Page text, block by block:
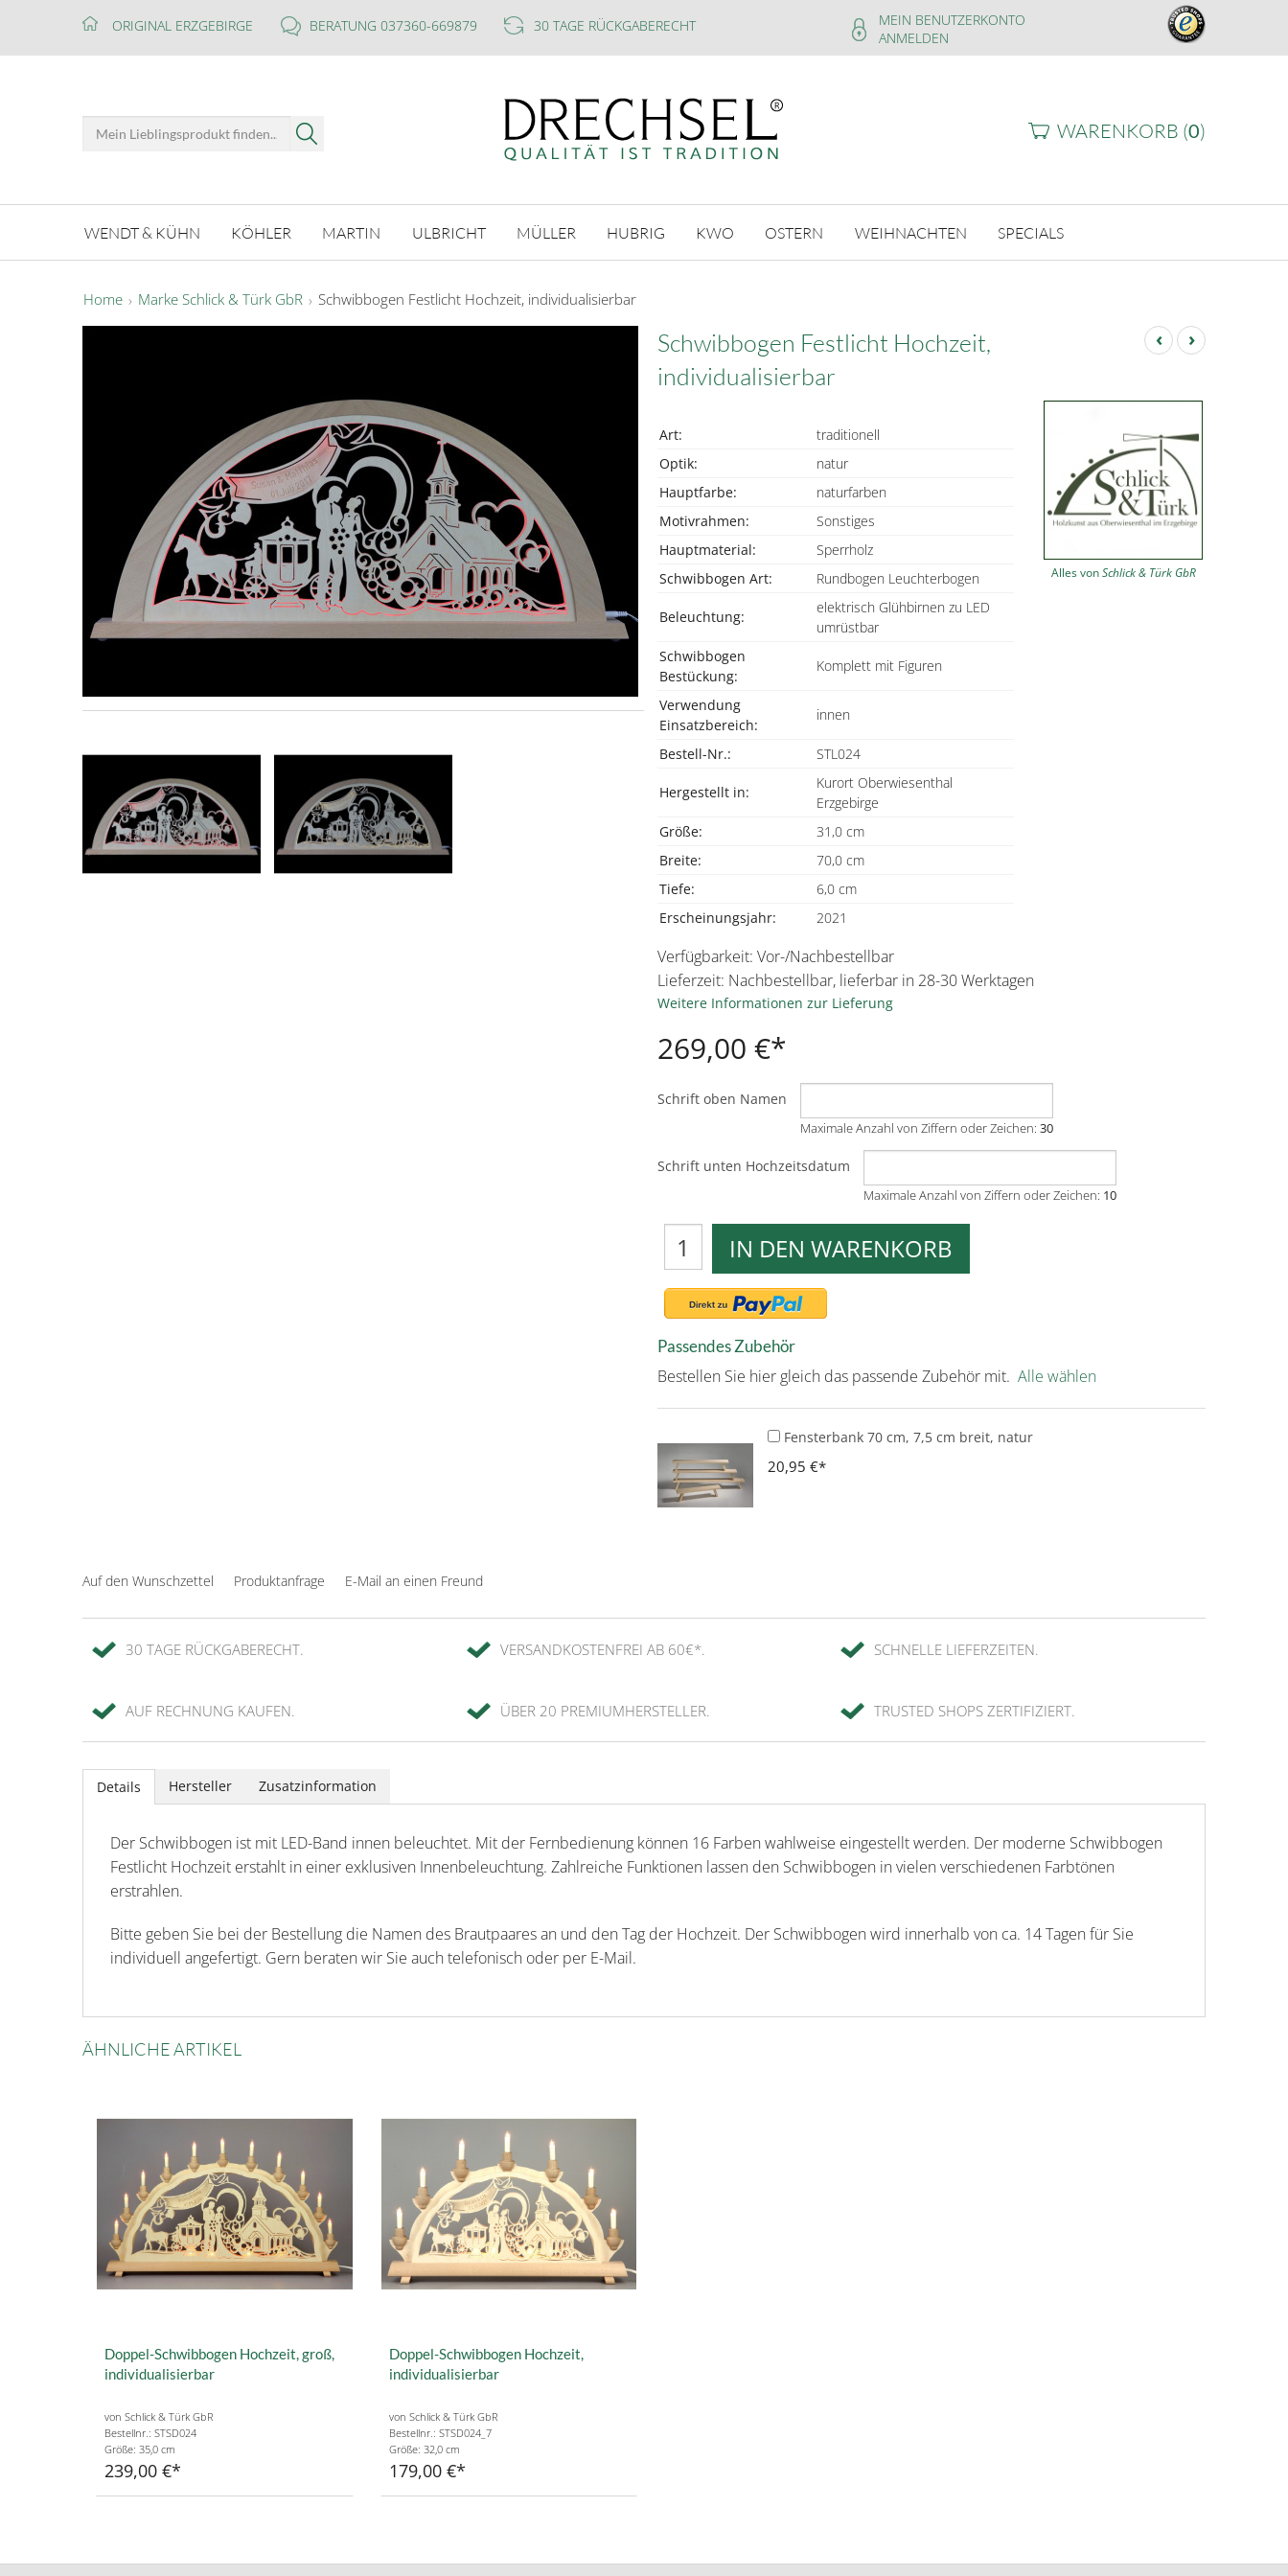
ORIGINAL ERZGEBIRGE BERATUNG 037360-669879 30 TAGE RÜCKGABERECHT
MEIN BENUTZERKONTO
ANMELDEN
WARENKORB (0)
WENDT & KÜHN KÖHLER MARTIN ULBRICHT MÜLLER HUBRIG KWO OSTERN WEIHNACHTEN SPECIALS
Home Marke Schlick & Türk GbR Schwibbogen Festlicht Hochzeit, individualisierbar
‹ ›
Schwibbogen Festlicht Hochzeit,
individualisierbar
Art:
traditionell
Optik:
natur
Hauptfarbe:
naturfarben
Motivrahmen:
Sonstiges
Hauptmaterial:
Sperrholz
Schwibbogen Art:
Rundbogen Leuchterbogen
Beleuchtung:
elektrisch Glühbirnen zu LED
umrüstbar
Schwibbogen
Bestückung:
Komplett mit Figuren
Verwendung
Einsatzbereich:
innen
Bestell-Nr.: STL024
Hergestellt in:
Kurort Oberwiesenthal
Erzgebirge
Größe:
31,0 cm
Breite:
70,0 cm
Tiefe:
6,0 cm
Erscheinungsjahr:
2021
Alles vonSchlick & Türk GbR
Verfügbarkeit: Vor-/Nachbestellbar
Lieferzeit: Nachbestellbar, lieferbar in 28-30 Werktagen
Weitere Informationen zur Lieferung
269,00 €
Schrift oben Namen
Maximale Anzahl von Ziffern oder Zeichen: 30
Schrift unten Hochzeitsdatum
Maximale Anzahl von Ziffern oder Zeichen: 10
IN DEN WARENKORB
Passendes Zubehör
Bestellen Sie hier gleich das passende Zubehör mit. Alle wählen
Fensterbank 70 cm, 7,5 cm breit, natur
20,95 €
Auf den Wunschzettel Produktanfrage E-Mail an einen Freund
30 TAGE RÜCKGABERECHT. VERSANDKOSTENFREI AB 60€*. SCHNELLE LIEFERZEITEN.
AUF RECHNUNG KAUFEN. ÜBER 20 PREMIUMHERSTELLER. TRUSTED SHOPS ZERTIFIZIERT.
Details Hersteller Zusatzinformation
Der Schwibbogen ist mit LED-Band innen beleuchtet. Mit der Fernbedienung können 16 Farben wahlweise eingestellt werden. Der moderne Schwibbogen
Festlicht Hochzeit erstahlt in einer exklusiven Innenbeleuchtung. Zahlreiche Funktionen lassen den Schwibbogen in vielen verschiedenen Farbtönen
erstrahlen.
Bitte geben Sie bei der Bestellung die Namen des Brautpaares an und den Tag der Hochzeit. Der Schwibbogen wird innerhalb von ca. 14 Tagen für Sie
individuell angefertigt. Gern beraten wir Sie auch telefonisch oder per E-Mail.
ÄHNLICHE ARTIKEL
Doppel-Schwibbogen Hochzeit, groß,
individualisierbar
von Schlick & Türk GbR
Bestellnr.: STSD024
Größe: 35,0 cm
239,00 €
Doppel-Schwibbogen Hochzeit,
individualisierbar
von Schlick & Türk GbR
Bestellnr.: STSD024_7
Größe: 32,0 cm
179,00 €